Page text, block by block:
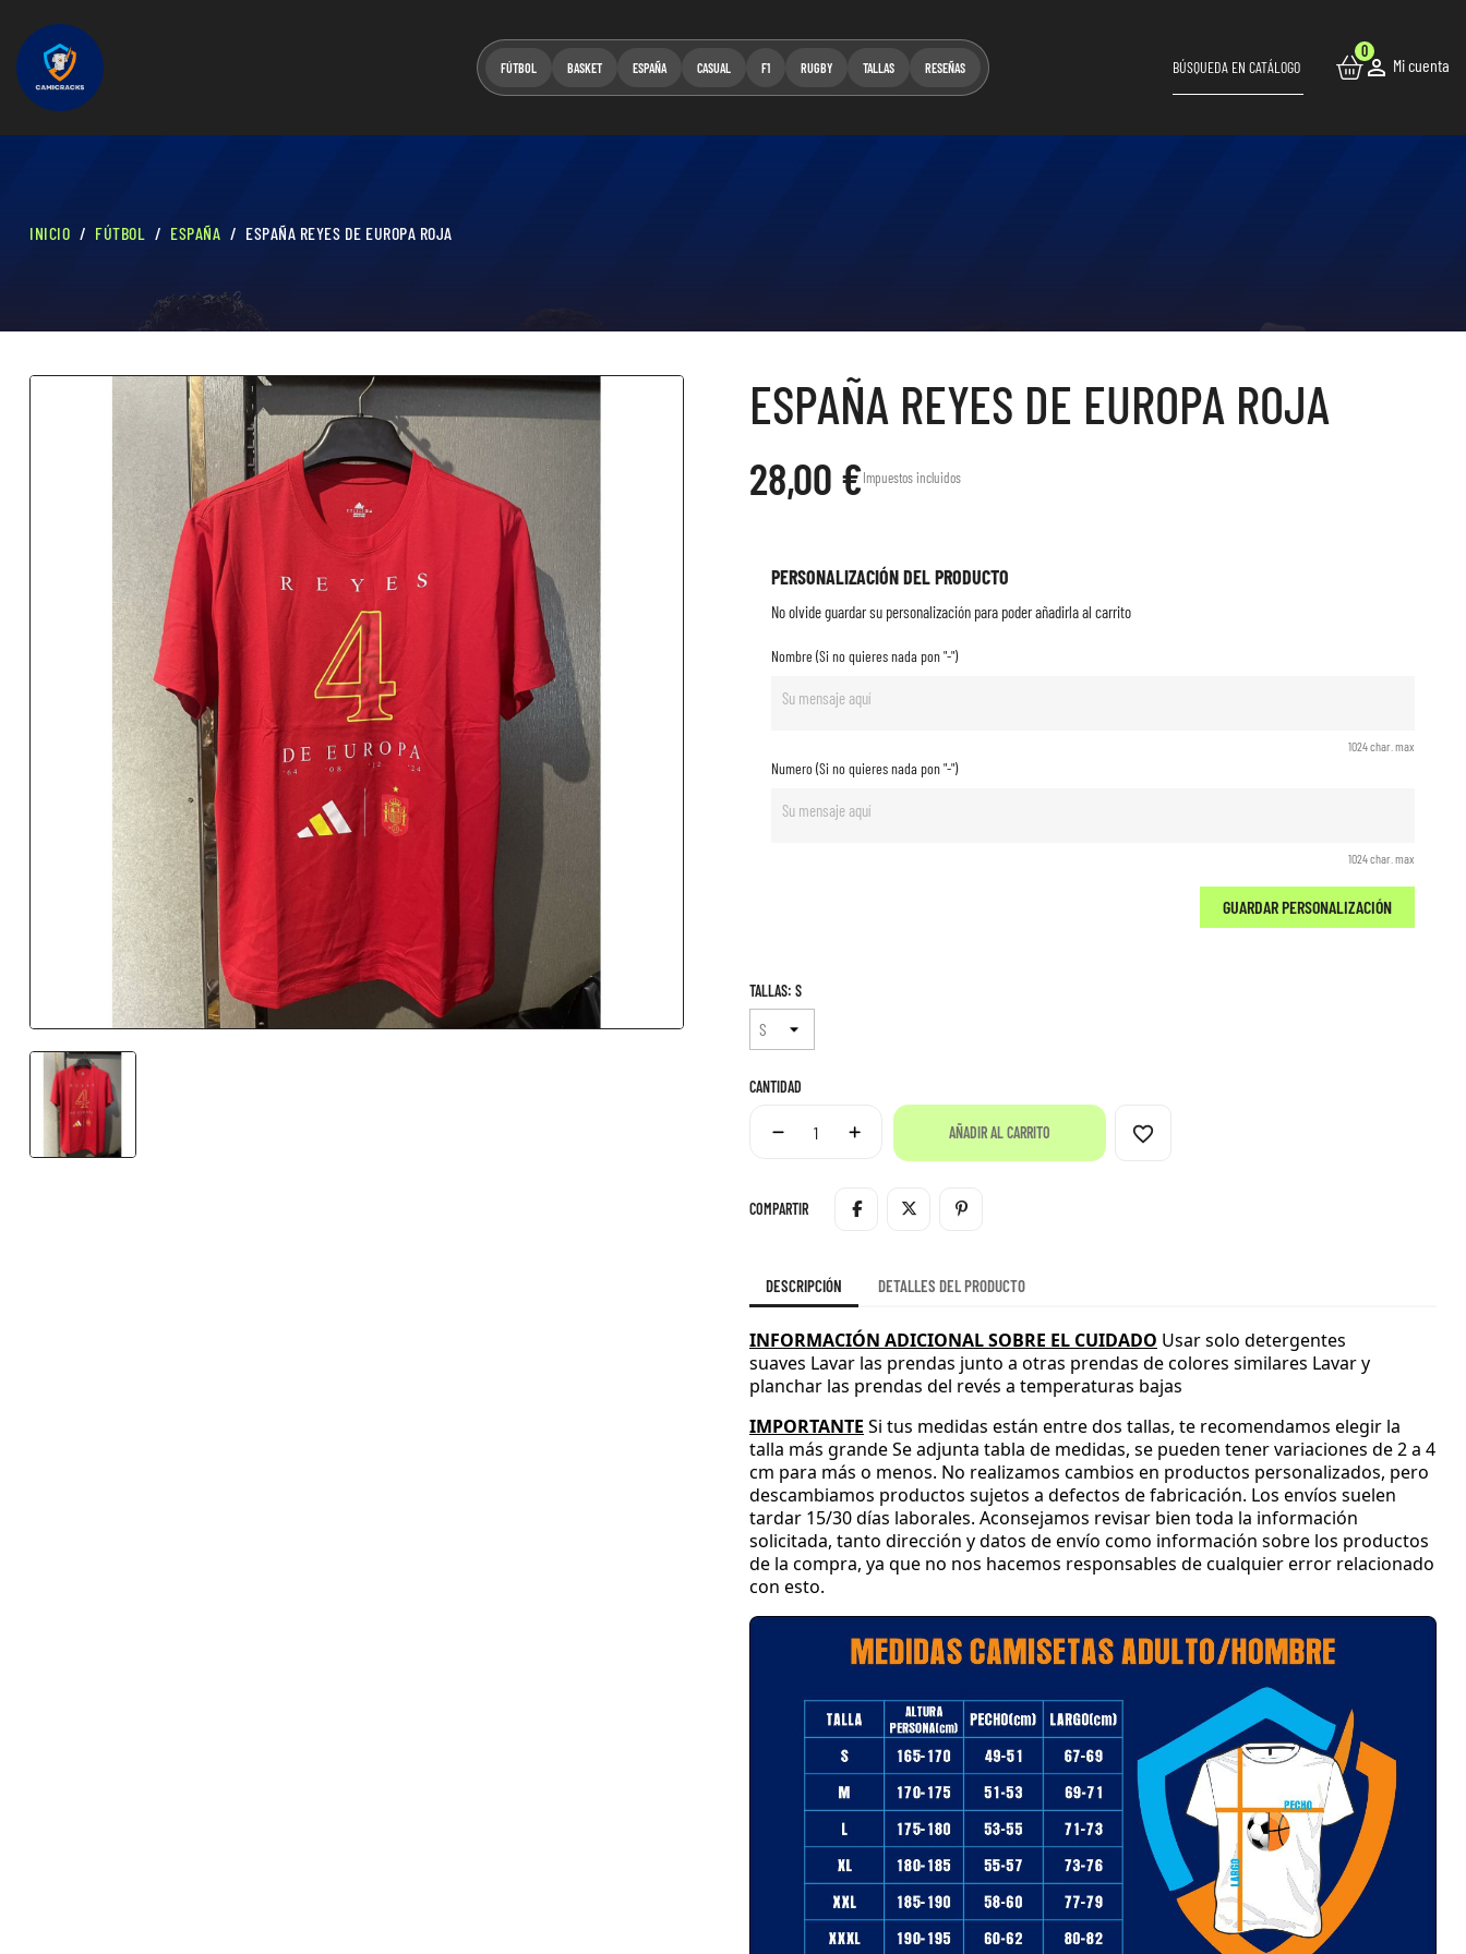
FÚTBOL BASKET ESPAÑA CASUAL F1 RUGBY TALLAS RESEÑAS
0
 Mi cuenta
INICIO FÚTBOL ESPAÑA ESPAÑA REYES DE EUROPA ROJA
ESPAÑA REYES DE EUROPA ROJA
28,00 €Impuestos incluidos
PERSONALIZACIÓN DEL PRODUCTO
No olvide guardar su personalización para poder añadirla al carrito
Nombre (Si no quieres nada pon "-")
1024 char. max
Numero (Si no quieres nada pon "-")
1024 char. max
GUARDAR PERSONALIZACIÓN
TALLAS: S
CANTIDAD
AÑADIR AL CARRITO favorite_border
COMPARTIR
DESCRIPCIÓN DETALLES DEL PRODUCTO
INFORMACIÓN ADICIONAL SOBRE EL CUIDADO Usar solo detergentes
suaves Lavar las prendas junto a otras prendas de colores similares Lavar y
planchar las prendas del revés a temperaturas bajas
IMPORTANTE Si tus medidas están entre dos tallas, te recomendamos elegir la
talla más grandeSe adjunta tabla de medidas, se pueden tener variaciones de 2 a 4
cm para más o menos. No realizamos cambios en productos personalizados, pero
descambiamos productos sujetos a defectos de fabricación. Los envíos suelen
tardar 15/30 días laborales. Aconsejamos revisar bien toda la información
solicitada, tanto dirección y datos de envío como información sobre los productos
de la compra, ya que no nos hacemos responsables de cualquier error relacionado
con esto.